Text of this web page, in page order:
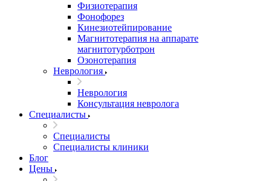
Физиотерапия
Фонофорез
Кинезиотейпирование
Магнитотерапия на аппарате
магнитотурботрон
Озонотерапия
Неврология
Неврология
Консультация невролога
Специалисты
Специалисты
Специалисты клиники
Блог
Цены